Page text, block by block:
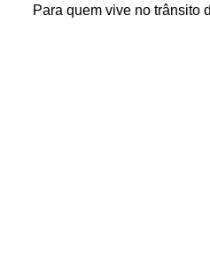
Para quem vive no trânsito